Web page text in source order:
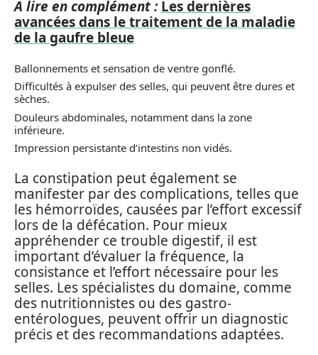
A lire en complément : Les dernières
avancées dans le traitement de la maladie
de la gaufre bleue
Ballonnements et sensation de ventre gonflé.
Difficultés à expulser des selles, qui peuvent être dures et
sèches.
Douleurs abdominales, notamment dans la zone
inférieure.
Impression persistante d’intestins non vidés.
La constipation peut également se
manifester par des complications, telles que
les hémorroïdes, causées par l’effort excessif
lors de la défécation. Pour mieux
appréhender ce trouble digestif, il est
important d’évaluer la fréquence, la
consistance et l’effort nécessaire pour les
selles. Les spécialistes du domaine, comme
des nutritionnistes ou des gastro-
entérologues, peuvent offrir un diagnostic
précis et des recommandations adaptées.